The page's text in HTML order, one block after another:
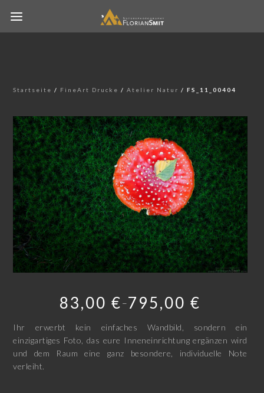
Startseite / FineArt Drucke /Atelier Natur / FS_11_00404
83,00€ –795,00 €
Ihr erwerbt kein einfaches Wandbild, sondern ein
einzigartiges Foto, das eure Inneneinrichtung ergänzen wird
und dem Raum eine ganz besondere, individuelle Note
verleiht.